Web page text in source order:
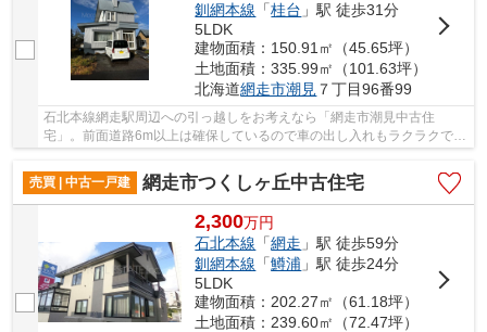
釧網本線 「桂台 」駅 徒歩31分
5LDK
建物面積：150.91㎡（45.65坪）
土地面積：335.99㎡（101.63坪）
北海道網走市潮見 ７丁目96番99
石北本線網走駅周辺への引っ越しをお考えなら「網走市潮見中古住
宅」。前面道路6m以上は確保しているので車の出し入れもラクラクで
売買 | 中古一戸建
網走市つくしヶ丘中古住宅
2,300万円
石北本線 「網走 」駅 徒歩59分
釧網本線 「鱒浦 」駅 徒歩24分
5LDK
建物面積：202.27㎡（61.18坪）
土地面積：239.60㎡（72.47坪）